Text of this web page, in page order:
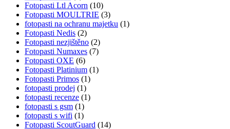
Fotopasti Ltl Acorn (10)
Fotopasti MOULTRIE (3)
fotopasti na ochranu majetku (1)
Fotopasti Nedis (2)
Fotopasti nezjištěno (2)
Fotopasti Numaxes (7)
Fotopasti OXE (6)
Fotopasti Platinium (1)
Fotopasti Primos (1)
fotopasti prodej (1)
fotopasti recenze (1)
fotopasti s gsm (1)
fotopasti s wifi (1)
Fotopasti ScoutGuard (14)